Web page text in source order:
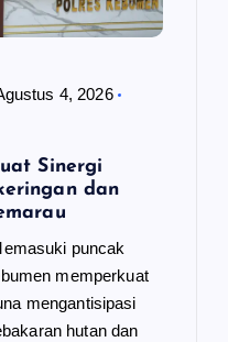
4, 2026
Sinergi
dan
puncak
memperkuat
mengantisipasi
hutan dan